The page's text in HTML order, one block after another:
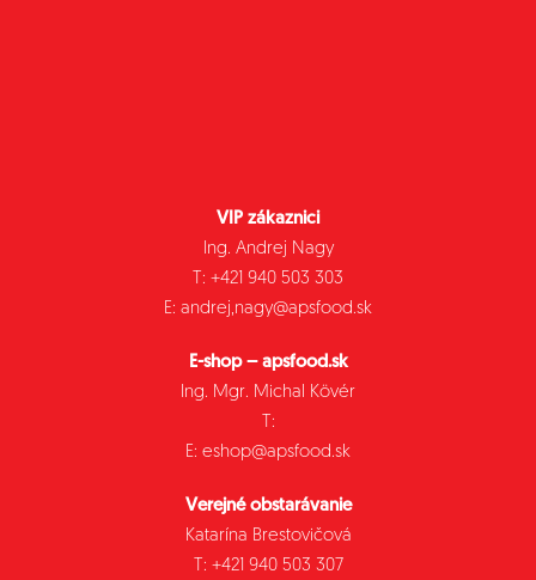
VIP zákaznici
Ing. Andrej Nagy
T: +421 940 503 303
E: andrej,nagy@apsfood.sk
E-shop – apsfood.sk
Ing. Mgr. Michal Kövér
T:
E: eshop@apsfood.sk
Verejné obstarávanie
Katarína Brestovičová
T: +421 940 503 307